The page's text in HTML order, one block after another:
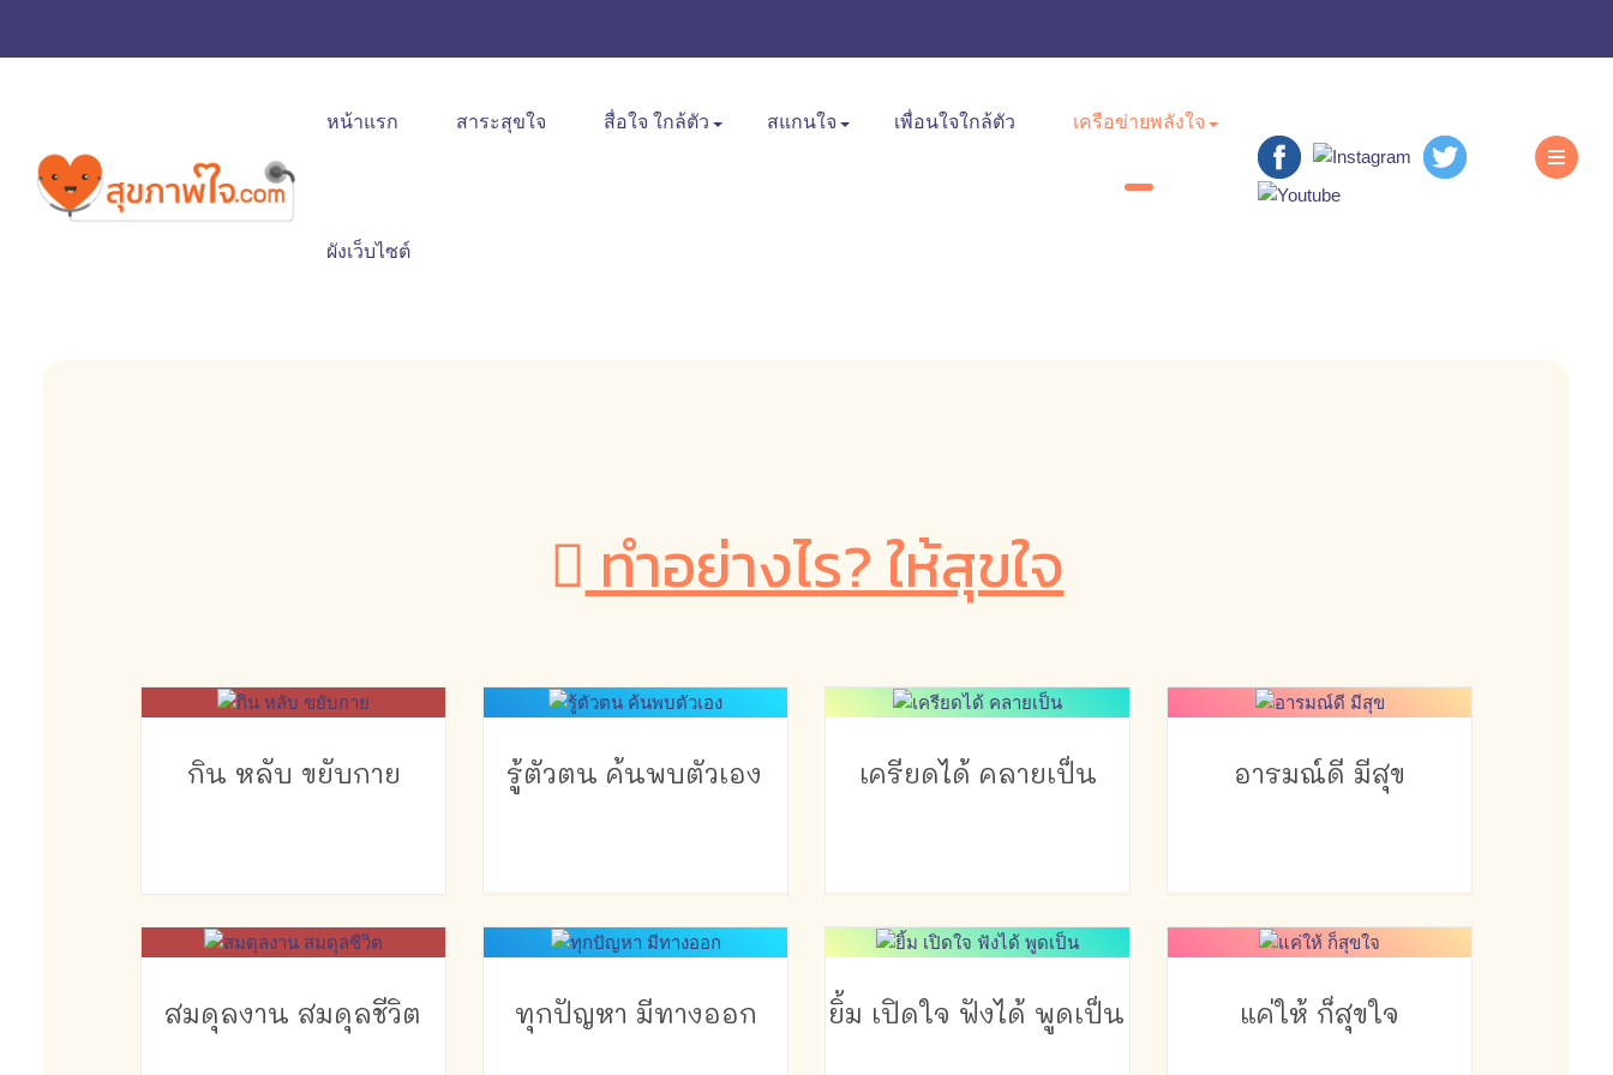
หน้าแรก สาระสุขใจ สื่อใจ ใกล้ตัว สแกนใจ เพื่อนใจใกล้ตัว เครือข่ายพลังใจ
ผังเว็บไซต์
ทำอย่างไร? ให้สุขใจ
กิน หลับ ขยับกาย รู้ตัวตน ค้นพบตัวเอง เครียดได้ คลายเป็น อารมณ์ดี มีสุข
สมดุลงาน สมดุลชีวิต ทุกปัญหา มีทางออก ยิ้ม เปิดใจ ฟังได้ พูดเป็น แค่ให้ ก็สุขใจ